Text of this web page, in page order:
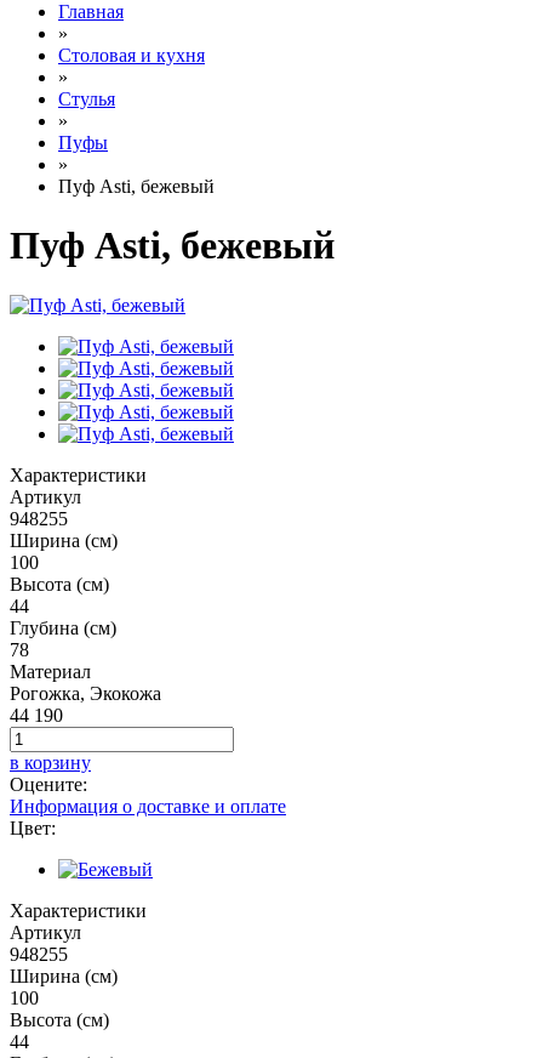
Главная
»
Столовая и кухня
»
Стулья
»
Пуфы
»
Пуф Asti, бежевый
Пуф Asti, бежевый
Характеристики
Артикул
948255
Ширина (см)
100
Высота (см)
44
Глубина (см)
78
Материал
Рогожка, Экокожа
44 190
в корзину
Оцените:
Информация о доставке и оплате
Цвет:
Характеристики
Артикул
948255
Ширина (см)
100
Высота (см)
44